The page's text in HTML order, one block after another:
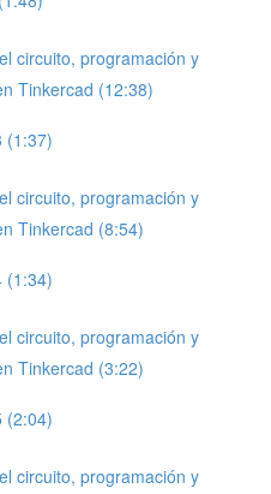
circuito, programación y
Tinkercad (12:38)
(1:37)
circuito, programación y
Tinkercad (8:54)
(1:34)
circuito, programación y
Tinkercad (3:22)
(2:04)
circuito, programación y